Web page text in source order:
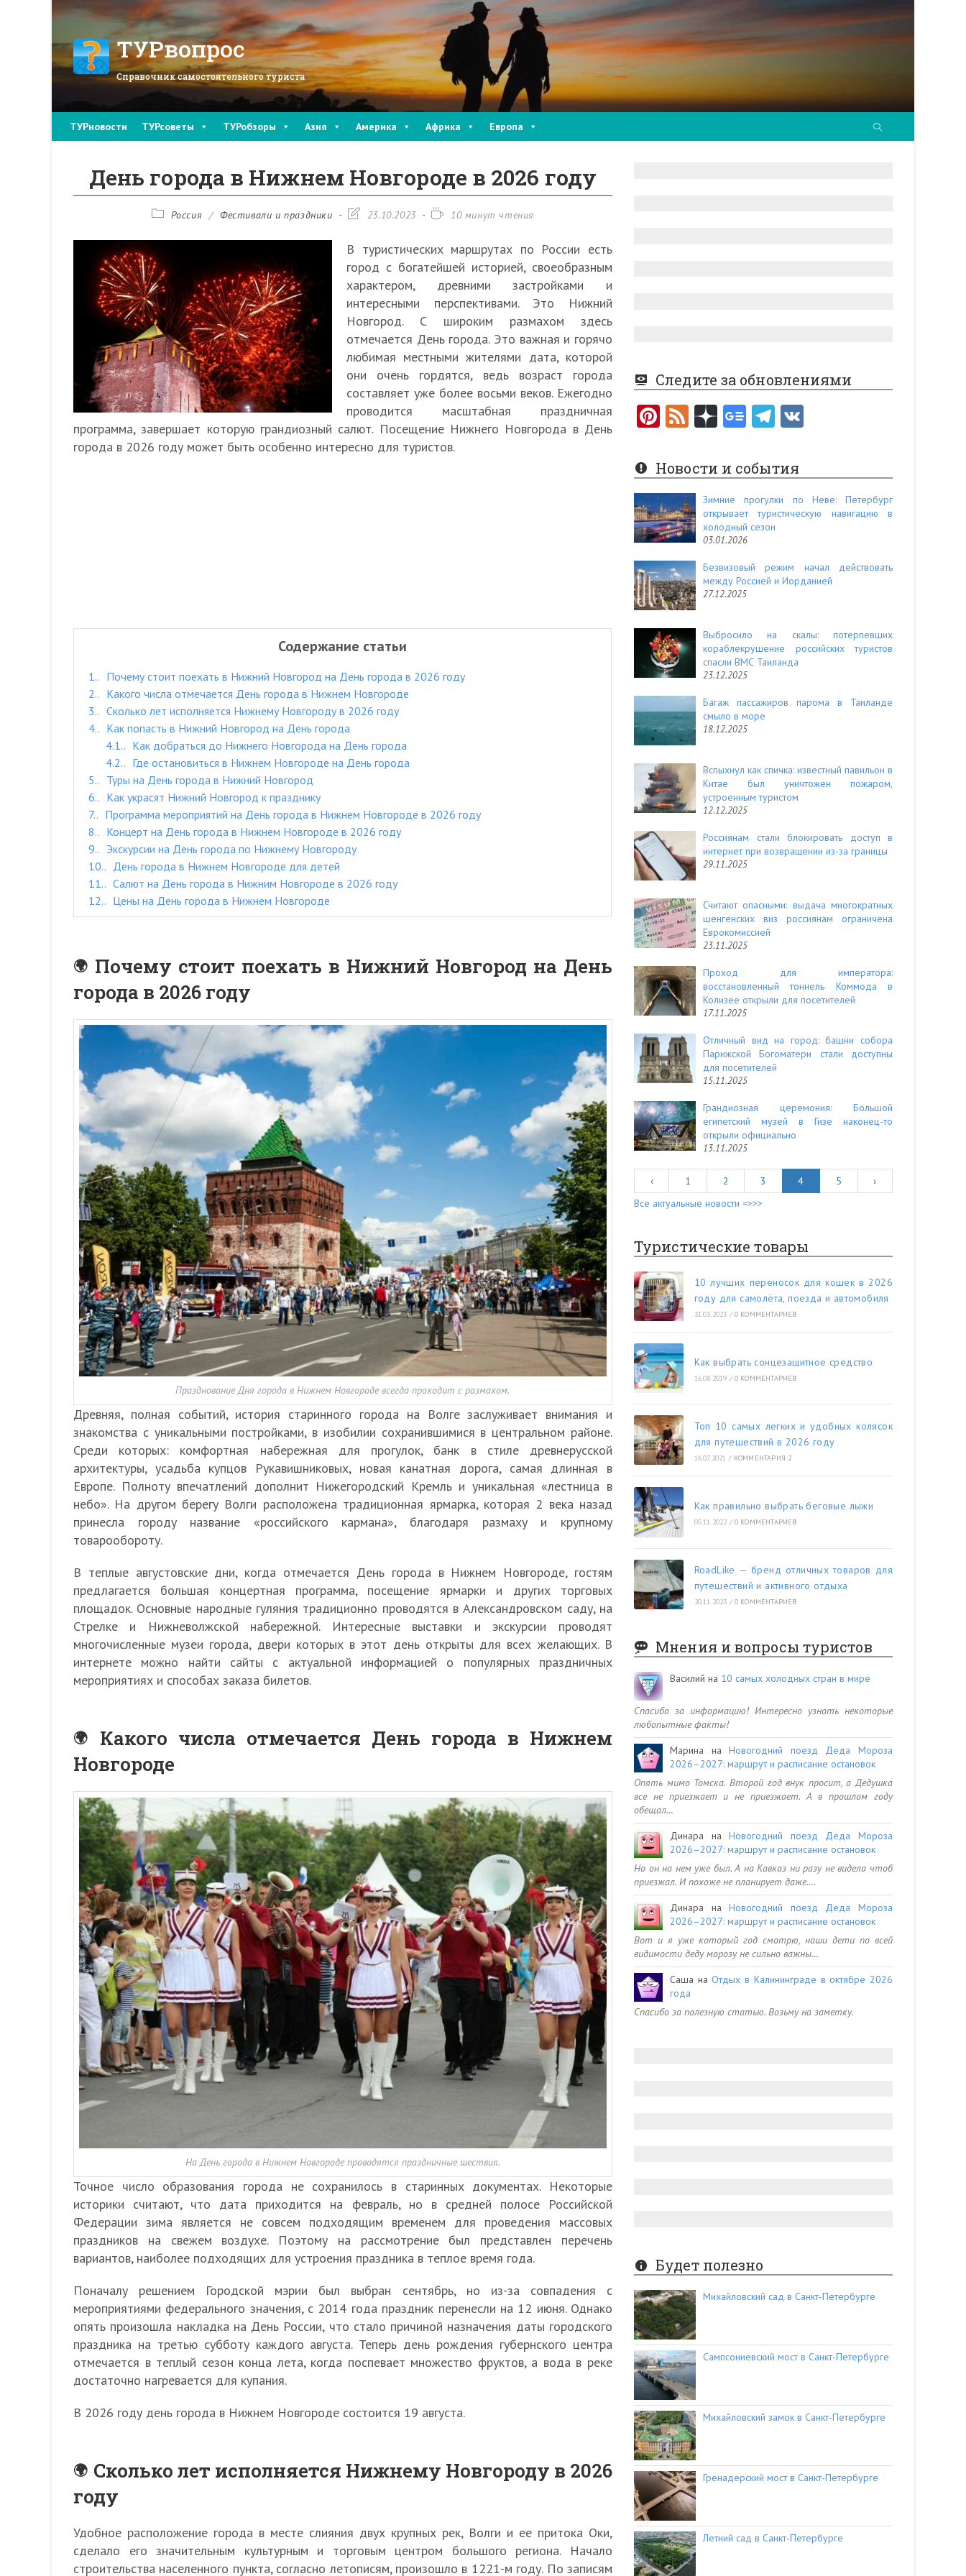
ТУРвопрос
Справочник самостоятельного туриста
ТУРновости ТУРсоветы ТУРобзоры Азия Америка Африка Европа
День города в Нижнем Новгороде в 2026 году
Рубрика
Россия / Фестивали и праздники
Запись23.10.2023
Время10 минут чтения
В туристических маршрутах по России есть
город с богатейшей историей, своеобразным
характером, древними застройками и
интересными перспективами. Это Нижний
Новгород. С широким размахом здесь
отмечается День города. Это важная и горячо
любимая местными жителями дата, которой
они очень гордятся, ведь возраст города
составляет уже более восьми веков. Ежегодно
проводится масштабная праздничная
программа, завершает которую грандиозный салют. Посещение Нижнего Новгорода в День
города в 2026 году может быть особенно интересно для туристов.
Содержание статьи
1.
Почему стоит поехать в Нижний Новгород на День города в 2026 году
2.
Какого числа отмечается День города в Нижнем Новгороде
3.
Сколько лет исполняется Нижнему Новгороду в 2026 году
4.
Как попасть в Нижний Новгород на День города
4.1.
Как добраться до Нижнего Новгорода на День города
4.2.
Где остановиться в Нижнем Новгороде на День города
5.
Туры на День города в Нижний Новгород
6.
Как украсят Нижний Новгород к празднику
7.
Программа мероприятий на День города в Нижнем Новгороде в 2026 году
8.
Концерт на День города в Нижнем Новгороде в 2026 году
9.
Экскурсии на День города по Нижнему Новгороду
10.
День города в Нижнем Новгороде для детей
11.
Салют на День города в Нижним Новгороде в 2026 году
12.
Цены на День города в Нижнем Новгороде
Почему стоит поехать в Нижний Новгород на День
города в 2026 году
Празднование Дня города в Нижнем Новгороде всегда проходит с размахом.
Древняя, полная событий, история старинного города на Волге заслуживает внимания и
знакомства с уникальными постройками, в изобилии сохранившимися в центральном районе.
Среди которых: комфортная набережная для прогулок, банк в стиле древнерусской
архитектуры, усадьба купцов Рукавишниковых, новая канатная дорога, самая длинная в
Европе. Полноту впечатлений дополнит Нижегородский Кремль и уникальная «лестница в
небо». На другом берегу Волги расположена традиционная ярмарка, которая 2 века назад
принесла городу название «российского кармана», благодаря размаху и крупному
товарообороту.
В теплые августовские дни, когда отмечается День города в Нижнем Новгороде, гостям
предлагается большая концертная программа, посещение ярмарки и других торговых
площадок. Основные народные гуляния традиционно проводятся в Александровском саду, на
Стрелке и Нижневолжской набережной. Интересные выставки и экскурсии проводят
многочисленные музеи города, двери которых в этот день открыты для всех желающих. В
интернете можно найти сайты с актуальной информацией о популярных праздничных
мероприятиях и способах заказа билетов.
Какого числа отмечается День города в Нижнем
Новгороде
На День города в Нижнем Новгороде проводятся праздничные шествия.
Точное число образования города не сохранилось в старинных документах. Некоторые
историки считают, что дата приходится на февраль, но в средней полосе Российской
Федерации зима является не совсем подходящим временем для проведения массовых
праздников на свежем воздухе. Поэтому на рассмотрение был представлен перечень
вариантов, наиболее подходящих для устроения праздника в теплое время года.
Поначалу решением Городской мэрии был выбран сентябрь, но из-за совпадения с
мероприятиями федерального значения, с 2014 года праздник перенесли на 12 июня. Однако
опять произошла накладка на День России, что стало причиной назначения даты городского
праздника на третью субботу каждого августа. Теперь день рождения губернского центра
отмечается в теплый сезон конца лета, когда поспевает множество фруктов, а вода в реке
достаточно нагревается для купания.
В 2026 году день города в Нижнем Новгороде состоится 19 августа.
Сколько лет исполняется Нижнему Новгороду в 2026
году
Удобное расположение города в месте слияния двух крупных рек, Волги и ее притока Оки,
сделало его значительным культурным и торговым центром большого региона. Начало
строительства населенного пункта, согласно летописям, произошло в 1221-м году. По записям
Следите за обновлениями
Pi
er
es
t
F
e
d
Новости и события
Зимние прогулки по Неве: Петербург
открывает туристическую навигацию в
холодный сезон
03.01.2026
Безвизовый режим начал действовать
между Россией и Иорданией
27.12.2025
Выбросило на скалы: потерпевших
кораблекрушение российских туристов
спасли ВМС Таиланда
23.12.2025
Багаж пассажиров парома в Таиланде
смыло в море
18.12.2025
Вспыхнул как спичка: известный павильон в
Китае был уничтожен пожаром,
устроенным туристом
12.12.2025
Россиянам стали блокировать доступ в
интернет при возвращении из-за границы
29.11.2025
Считают опасными: выдача многократных
шенгенских виз россиянам ограничена
Еврокомиссией
23.11.2025
Проход для императора:
восстановленный тоннель Коммода в
Колизее открыли для посетителей
17.11.2025
Отличный вид на город: башни собора
Парижской Богоматери стали доступны
для посетителей
15.11.2025
Грандиозная церемония: Большой
египетский музей в Гизе наконец-то
открыли официально
13.11.2025
‹ 1 2 3 4 5
›
Все актуальные новости =>>>
Туристические товары
10 лучших переносок для кошек в 2026
году для самолёта, поезда и автомобиля
31.03.2023 / 0 КОММЕНТАРИЕВ
Как выбрать сонцезащитное средство
16.08.2019 / 0 КОММЕНТАРИЕВ
Топ 10 самых легких и удобных колясок
для путешествий в 2026 году
16.07.2021 / КОММЕНТАРИЯ 2
Как правильно выбрать беговые лыжи
05.11.2022 / 0 КОММЕНТАРИЕВ
RoadLike — бренд отличных товаров для
путешествий и активного отдыха
20.11.2023 / 0 КОММЕНТАРИЕВ
Мнения и вопросы туристов
Василий на 10 самых холодных стран в мире
Спасибо за информацию! Интересно узнать некоторые
любопытные факты!
Марина наНовогодний поезд Деда Мороза
2026–2027: маршрут и расписание остановок
Опять мимо Томска. Второй год внук просит, а Дедушка
все не приезжает и не приезжает. А в прошлом году
обещал…
Динара наНовогодний поезд Деда Мороза
2026–2027: маршрут и расписание остановок
Но он на нем уже был. А на Кавказ ни разу не видела чтоб
приезжал. И похоже не планирует даже.…
Динара наНовогодний поезд Деда Мороза
2026–2027: маршрут и расписание остановок
Вот и я уже который год смотрю, наши дети по всей
видимости деду морозу не сильно важны…
Саша наОтдых в Калининграде в октябре 2026
года
Спасибо за полезную статью. Возьму на заметку.
Будет полезно
Михайловский сад в Санкт-Петербурге
Сампсониевский мост в Санкт-Петербурге
Михайловский замок в Санкт-Петербурге
Гренадерский мост в Санкт-Петербурге
Летний сад в Санкт-Петербурге